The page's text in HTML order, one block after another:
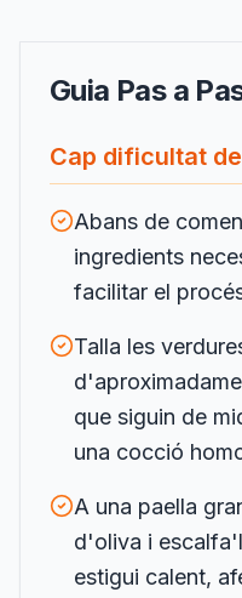
Guia Pas a
Cap dificultat
Abans de
ingredients
facilitar el
Talla les
que siguin de
una cocció
A una paella
d'oliva i
estigui calent,